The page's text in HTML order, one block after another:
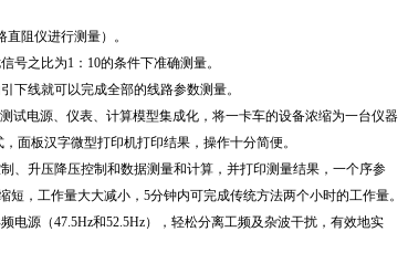
直阻仪进行测量）。
号之比为1 ： 10的条件下准确测量。
下线就可以完成全部的线路参数测量。
试电源、仪表、计算模型集成化，将一卡车的设备浓缩为一台仪器
面板汉字微型打印机打印结果，操作十分简便。
、升压降压控制和数据测量和计算，并打印测量结果，一个序参
短，工作量大大减小， 5分钟内可完成传统方法两个小时的工作量。
电源（47.5Hz和52.5Hz），轻松分离工频及杂波干扰，有效地实